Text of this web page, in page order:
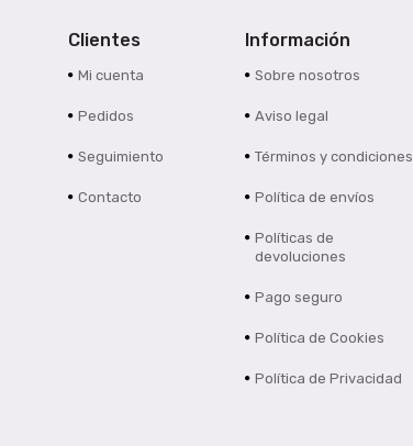
Clientes
Mi cuenta
Pedidos
Seguimiento
Contacto
Información
Sobre nosotros
Aviso legal
Términos y condiciones
Política de envíos
Políticas de
devoluciones
Pago seguro
Política de Cookies
Política de Privacidad